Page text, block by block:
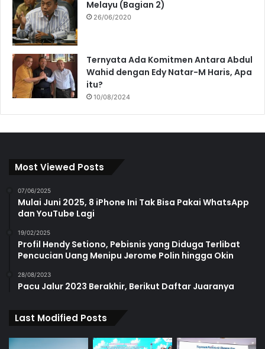
Melayu (Bagian 2)
26/06/2020
Ternyata Ada Komitmen Antara Abdul
Wahid dengan Edy Natar-M Haris, Apa
itu?
10/08/2024
Most Viewed Posts
07/06/2025
Mulai Juni 2025, 8 iPhone Ini Tak Bisa Pakai WhatsApp
dan YouTube Lagi
19/02/2025
Profil Hendy Setiono, Pebisnis yang Diduga Terlibat
Pencucian Uang Menipu Jerome Polin hingga Okin
28/08/2023
Pacu Jalur 2023 Berakhir, Berikut Daftar Juaranya
Last Modified Posts